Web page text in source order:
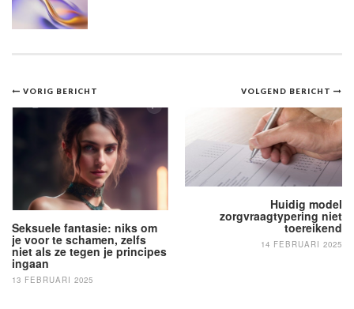
Bericht
navigatie
VOLGEND BERICHT
Huidig model
zorgvraagtypering niet
toereikend
14 FEBRUARI 2025
VORIG BERICHT
Seksuele fantasie: niks om
je voor te schamen, zelfs
niet als ze tegen je principes
ingaan
13 FEBRUARI 2025